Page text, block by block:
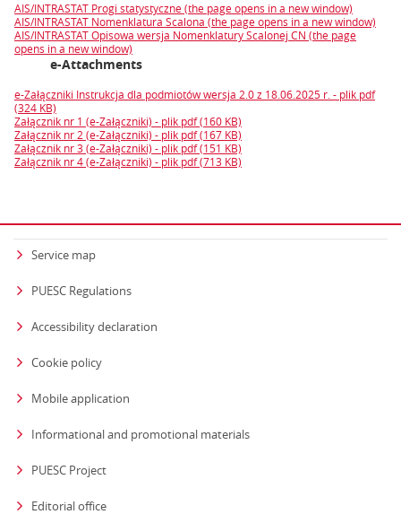
AIS/INTRASTAT Progi statystyczne (the page opens in a new window)
AIS/INTRASTAT Nomenklatura Scalona (the page opens in a new window)
AIS/INTRASTAT Opisowa wersja Nomenklatury Scalonej CN (the page
opens in a new window)
e-Attachments
e-Załączniki Instrukcja dla podmiotów wersja 2.0 z 18.06.2025 r. - plik pdf
(324 KB)
Załącznik nr 1 (e-Załączniki) - plik pdf (160 KB)
Załącznik nr 2 (e-Załączniki) - plik pdf (167 KB)
Załącznik nr 3 (e-Załączniki) - plik pdf (151 KB)
Załącznik nr 4 (e-Załączniki) - plik pdf (713 KB)
Service map
PUESC Regulations
Accessibility declaration
Cookie policy
Mobile application
Informational and promotional materials
PUESC Project
Editorial office